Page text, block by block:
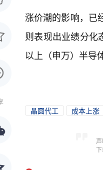
涨价潮的影响，已
则表现出业绩分化
以上（申万）半导
晶圆代工 成本上涨